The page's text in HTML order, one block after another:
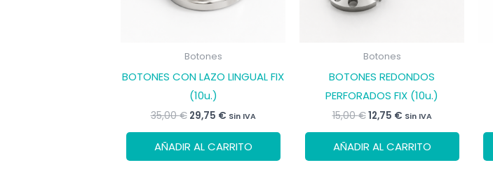
Botones
BOTONES CON LAZO LINGUAL FIX
(10u.)
35,00€ El
era:
35,00 €.
29,75 €El
es:
29,75 €.
Sin IVA
AÑADIR AL CARRITO
Botones
BOTONES REDONDOS
PERFORADOS FIX (10u.)
15,00€El
era:
15,00 €.
12,75 €El
es:
12,75 €.
Sin IVA
AÑADIR AL CARRITO